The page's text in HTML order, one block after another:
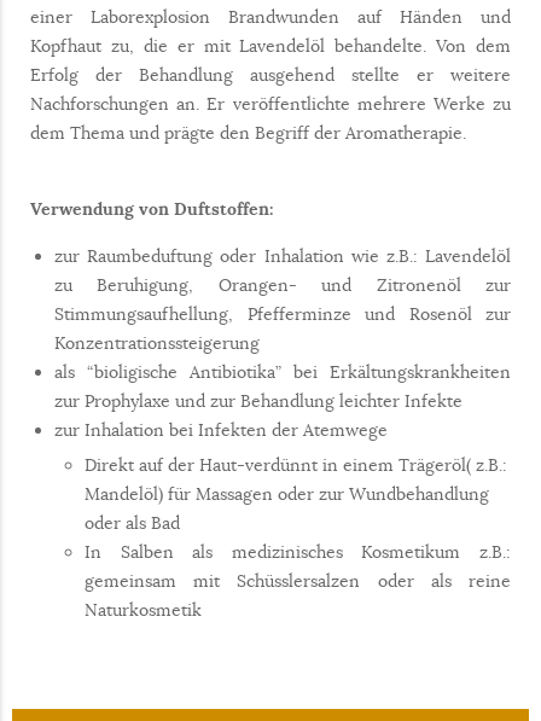
einer Laborexplosion Brandwunden auf Händen und
Kopfhaut zu, die er mit Lavendelöl behandelte. Von dem
Erfolg der Behandlung ausgehend stellte er weitere
Nachforschungen an. Er veröffentlichte mehrere Werke zu
dem Thema und prägte den Begriff der Aromatherapie.
Verwendung von Duftstoffen:
zur Raumbeduftung oder Inhalation wie z.B.: Lavendelöl
zu Beruhigung, Orangen- und Zitronenöl zur
Stimmungsaufhellung, Pfefferminze und Rosenöl zur
Konzentrationssteigerung
als “bioligische Antibiotika” bei Erkältungskrankheiten
zur Prophylaxe und zur Behandlung leichter Infekte
zur Inhalation bei Infekten der Atemwege
Direkt auf der Haut-verdünnt in einem Trägeröl( z.B.:
Mandelöl) für Massagen oder zur Wundbehandlung
oder als Bad
In Salben als medizinisches Kosmetikum z.B.:
gemeinsam mit Schüsslersalzen oder als reine
Naturkosmetik